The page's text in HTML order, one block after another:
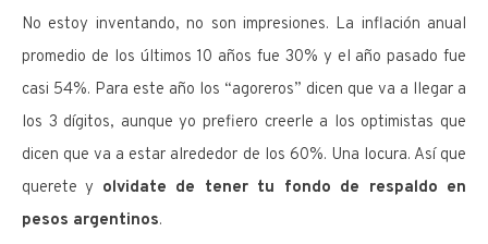
No estoy inventando, no son impresiones. La inflación anual
promedio de los últimos 10 años fue 30% y el año pasado fue
casi 54%. Para este año los “agoreros” dicen que va a llegar a
los 3 dígitos, aunque yo prefiero creerle a los optimistas que
dicen que va a estar alrededor de los 60%. Una locura. Así que
querete y olvidate de tener tu fondo de respaldo en
pesos argentinos.